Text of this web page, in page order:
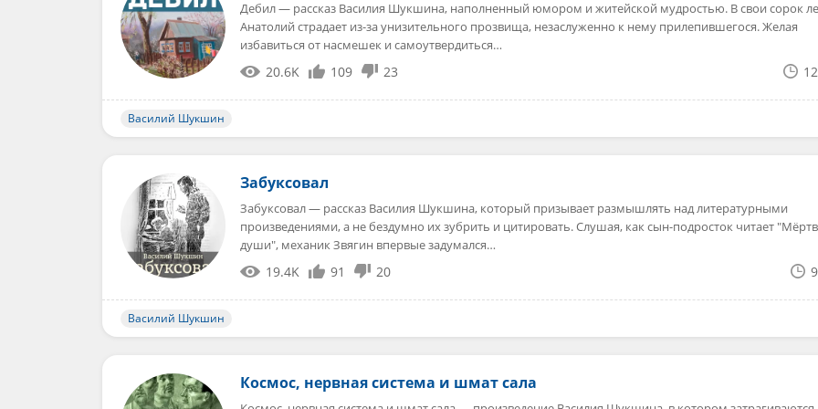
Дебил — рассказ Василия Шукшина, наполненный юмором и житейской мудростью. В свои сорок
Анатолий страдает из-за унизительного прозвища, незаслуженно к нему прилепившегося. Желая
избавиться от насмешек и самоутвердиться…
20.6K 109 23
Василий Шукшин
Забуксовал
Забуксовал — рассказ Василия Шукшина, который призывает размышлять над литературными
произведениями, а не бездумно их зубрить и цитировать. Слушая, как сын-подросток читает
души", механик Звягин впервые задумался…
19.4K 91 20
Василий Шукшин
Космос, нервная система и шмат сала